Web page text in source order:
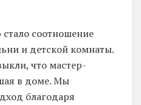
соотношение
и детской комнаты.
что мастер-
в доме. Мы
благодаря